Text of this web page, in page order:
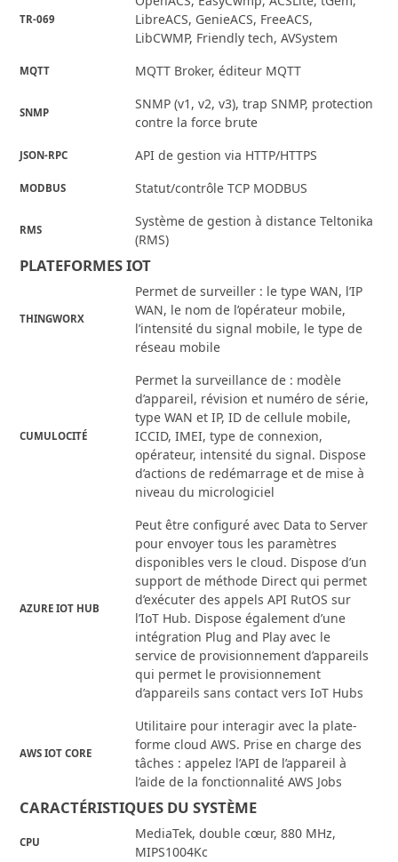
TR-069
LibreACS, GenieACS, FreeACS,
LibCWMP, Friendly tech, AVSystem
MQTT MQTT Broker, éditeur MQTT
SNMP
SNMP (v1, v2, v3), trap SNMP, protection
contre la force brute
JSON-RPC API de gestion via HTTP/HTTPS
MODBUS Statut/contrôle TCP MODBUS
RMS
Système de gestion à distance Teltonika
(RMS)
PLATEFORMES IOT
THINGWORX
Permet de surveiller : le type WAN, l’IP
WAN, le nom de l’opérateur mobile,
l’intensité du signal mobile, le type de
réseau mobile
CUMULOCITÉ
Permet la surveillance de : modèle
d’appareil, révision et numéro de série,
type WAN et IP, ID de cellule mobile,
ICCID, IMEI, type de connexion,
opérateur, intensité du signal. Dispose
d’actions de redémarrage et de mise à
niveau du micrologiciel
AZURE IOT HUB
Peut être configuré avec Data to Server
pour envoyer tous les paramètres
disponibles vers le cloud. Dispose d’un
support de méthode Direct qui permet
d’exécuter des appels API RutOS sur
l’IoT Hub. Dispose également d’une
intégration Plug and Play avec le
service de provisionnement d’appareils
qui permet le provisionnement
d’appareils sans contact vers IoT Hubs
AWS IOT CORE
Utilitaire pour interagir avec la plate-
forme cloud AWS. Prise en charge des
tâches : appelez l’API de l’appareil à
l’aide de la fonctionnalité AWS Jobs
CARACTÉRISTIQUES DU SYSTÈME
CPU
MediaTek, double cœur, 880 MHz,
MIPS1004Kc